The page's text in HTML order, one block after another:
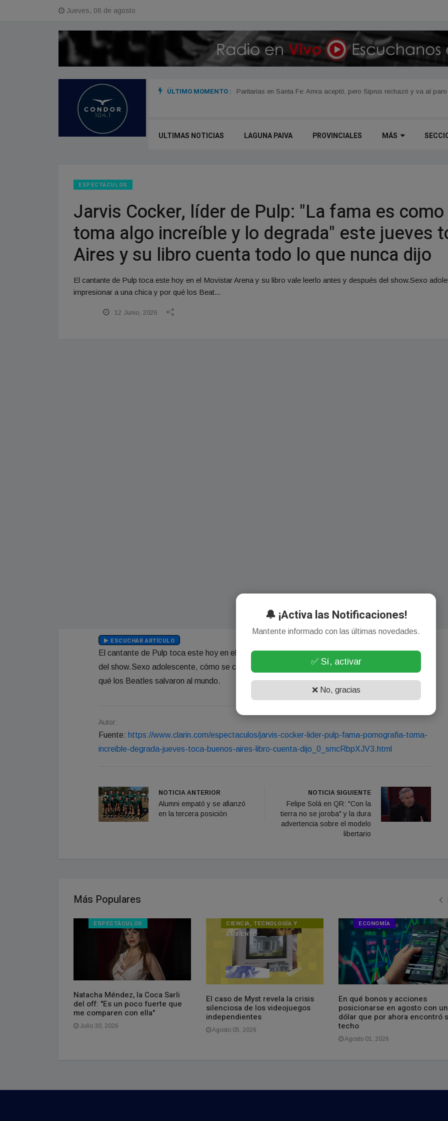
Jueves, 06 de agosto
ÚLTIMO MOMENTO :
acciones con instituciones para reducir el impacto de posibles Paritarias en Santa Fe: Amra aceptó, pero Siprus rechazó y va al paro
ULTIMAS NOTICIAS LAGUNA PAIVA PROVINCIALES MÁS
ESPECTÁCULOS
Jarvis Cocker, líder de Pulp: "La fama es
toma algo increíble y lo degrada" este jueves
Aires y su libro cuenta todo lo que nunca dijo
El cantante de Pulp toca este hoy en el Movistar Arena y su libro vale leerlo antes y después del show.Sexo
impresionar a una chica y por qué los Beat...
12 Junio, 2026
ESCUCHAR ARTÍCULO
El cantante de Pulp toca este hoy en el Movistar Arena y su libro vale leerlo antes y después
del show.Sexo adolescente, cómo se cayó de una ventana para impresionar a una chica y por
qué los Beatles salvaron al mundo.
Autor:
Fuente: https://www.clarin.com/espectaculos/jarvis-cocker-lider-pulp-fama-pornografia-toma-
increible-degrada-jueves-toca-buenos-aires-libro-cuenta-dijo_0_smcRbpXJV3.html
NOTICIA ANTERIOR
Alumni empató y se afianzó
en la tercera posición
NOTICIA SIGUIENTE
Felipe Solá en QR: "Con la
tierra no se joroba" y la dura
advertencia sobre el modelo
libertario
Más Populares
ESPECTÁCULOS
Natacha Méndez, la Coca Sarli
del off: "Es un poco fuerte que
me comparen con ella"
Julio 30, 2026
CIENCIA, TECNOLOGÍA Y
AMBIENTE
El caso de Myst revela la crisis
silenciosa de los videojuegos
independientes
Agosto 05, 2026
ECONOMÍA
En qué bonos y acciones
posicionarse en agosto con un
dólar que por ahora encontró
techo
Agosto 01, 2026
🔔 ¡Activa las Notificaciones!
Mantente informado con las últimas novedades.
✅ Sí, activar
❌ No, gracias